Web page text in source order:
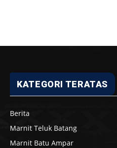
KATEGORI TERATAS
Berita
Marnit Teluk Batang
Marnit Batu Ampar